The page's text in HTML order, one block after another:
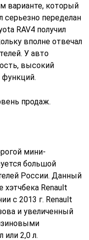
варианте, который
серьезно переделан
RAV4 получил
вполне отвечал
У авто
высокий
продаж.
мини-
большой
России. Данный
хэтчбека Renault
с 2013 г. Renault
и увеличенный
или 2,0 л.